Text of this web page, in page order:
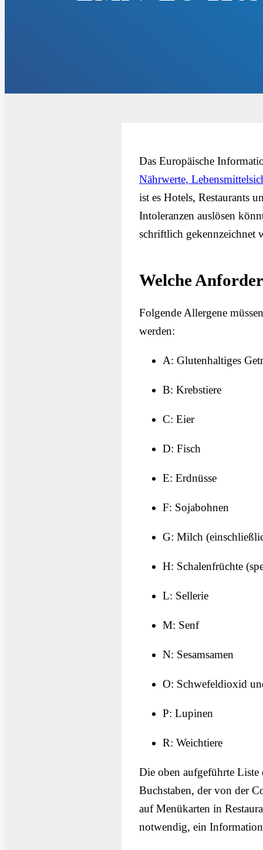
Das Europäische
Nährwerte,
ist es Hotels, Restaurants
Intoleranzen auslösen
schriftlich gekennzeichnet
Welche
Folgende Allergene
werden:
A: Glutenhaltiges
B: Krebstiere
C: Eier
D: Fisch
E: Erdnüsse
F: Sojabohnen
G: Milch
H: Schalenfrüchte
L: Sellerie
M: Senf
N: Sesamsamen
O: Schwefeldioxid
P: Lupinen
R: Weichtiere
Die oben aufgeführte
Buchstaben, der von der
auf Menükarten in
notwendig, ein